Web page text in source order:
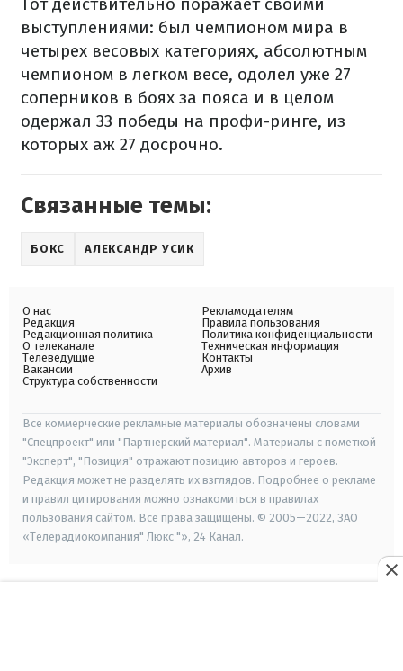
выступлениями: был чемпионом мира в
четырех весовых категориях, абсолютным
чемпионом в легком весе, одолел уже 27
соперников в боях за пояса и в целом
одержал 33 победы на профи-ринге, из
которых аж 27 досрочно.
Связанные темы:
БОКС АЛЕКСАНДР УСИК
О нас
Редакция
Редакционная политика
О телеканале
Телеведущие
Вакансии
Структура собственности
Рекламодателям
Правила пользования
Политика конфиденциальности
Техническая информация
Контакты
Архив
Все коммерческие рекламные материалы обозначены словами
"Спецпроект" или "Партнерский материал". Материалы с пометкой
"Эксперт", "Позиция" отражают позицию авторов и героев.
Редакция может не разделять их взглядов. Подробнее о рекламе
и правил цитирования можно ознакомиться в правилах
пользования сайтом. Все права защищены. © 2005—2022, ЗАО
«Телерадиокомпания" Люкс "», 24 Канал.